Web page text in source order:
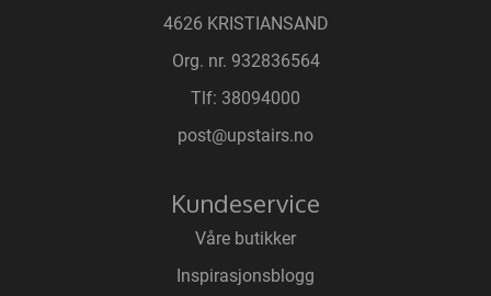
4626 KRISTIANSAND
Org. nr. 932836564
Tlf: 38094000
post@upstairs.no
Kundeservice
Våre butikker
Inspirasjonsblogg